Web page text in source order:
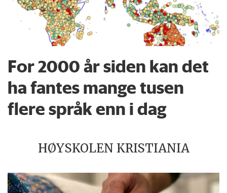
For 2000 år siden kan det
ha fantes mange tusen
flere språk enn i dag
HØYSKOLEN KRISTIANIA